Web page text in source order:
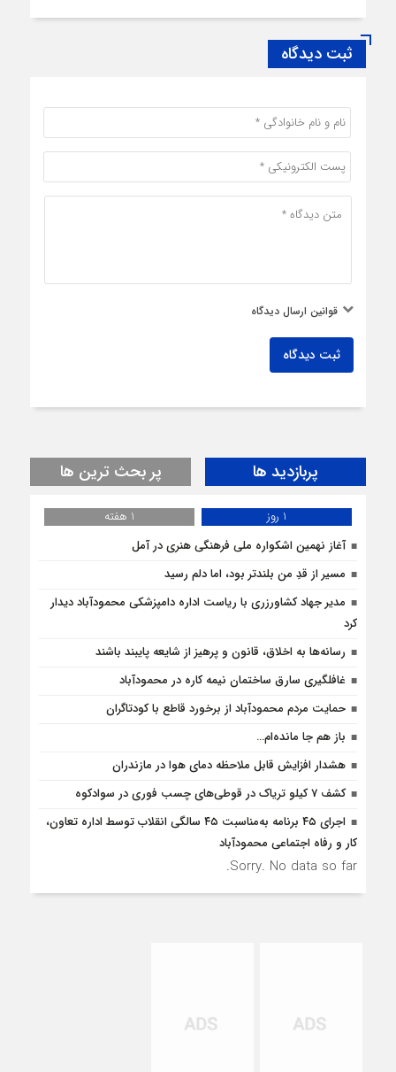
ثبت دیدگاه
قوانین ارسال دیدگاه
ثبت دیدگاه
پربازدید ها پر بحث ترین ها
1 روز
1 هفته
آغاز نهمین اشکواره ملی فرهنگی هنری در آمل
مسیر از قدِ من بلندتر بود، اما دلم رسید
مدیر جهاد کشاورزری با ریاست اداره دامپزشکی محمودآباد دیدار
کرد
رسانه‌ها به اخلاق، قانون و پرهیز از شایعه پایبند باشند
غافلگيري سارق ساختمان نيمه کاره در محمودآباد
حمایت مردم محمودآباد از برخورد قاطع با کودتاگران
باز هم جا مانده‌ام…
هشدار افزایش قابل ملاحظه دمای هوا در مازندران
کشف 7 کیلو تریاک در قوطی‌‌های چسب فوری در سوادکوه
اجرای ۴۵ برنامه به‌مناسبت ۴۵ سالگی انقلاب توسط اداره تعاون،
کار و رفاه اجتماعی محمودآباد
Sorry. No data so far.